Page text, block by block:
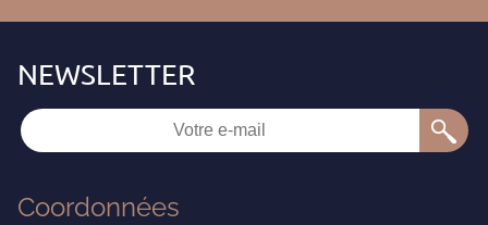
Coordonnées